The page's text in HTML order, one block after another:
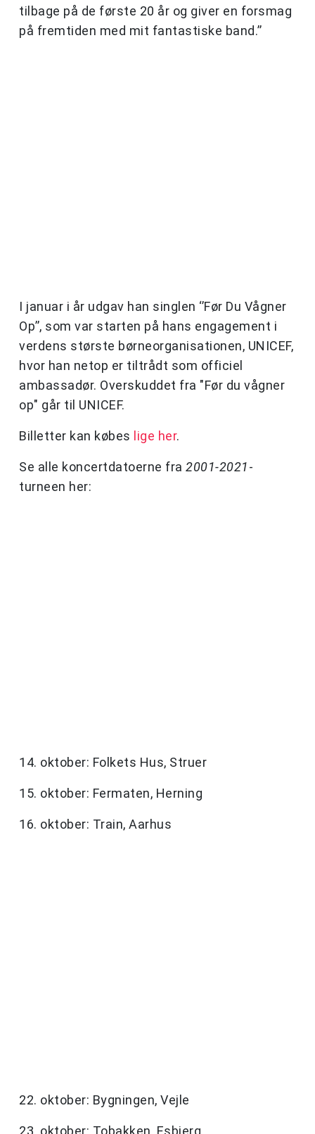
tilbage på de første 20 år og giver en forsmag
på fremtiden med mit fantastiske band.’’
I januar i år udgav han singlen ‘’Før Du Vågner
Op’’, som var starten på hans engagement i
verdens største børneorganisationen, UNICEF,
hvor han netop er tiltrådt som officiel
ambassadør. Overskuddet fra "Før du vågner
op" går til UNICEF.
Billetter kan købes lige her.
Se alle koncertdatoerne fra 2001-2021-
turneen her:
14. oktober: Folkets Hus, Struer
15. oktober: Fermaten, Herning
16. oktober: Train, Aarhus
22. oktober: Bygningen, Vejle
23. oktober: Tobakken, Esbjerg